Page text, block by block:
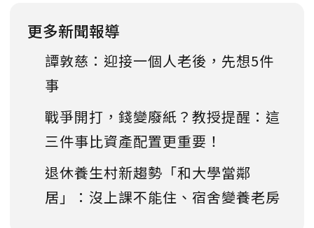
更多新聞報導
譚敦慈：迎接一個人老後，先想5件
事
戰爭開打，錢變廢紙？教授提醒：這
三件事比資產配置更重要！
退休養生村新趨勢「和大學當鄰
居」：沒上課不能住、宿舍變養老房